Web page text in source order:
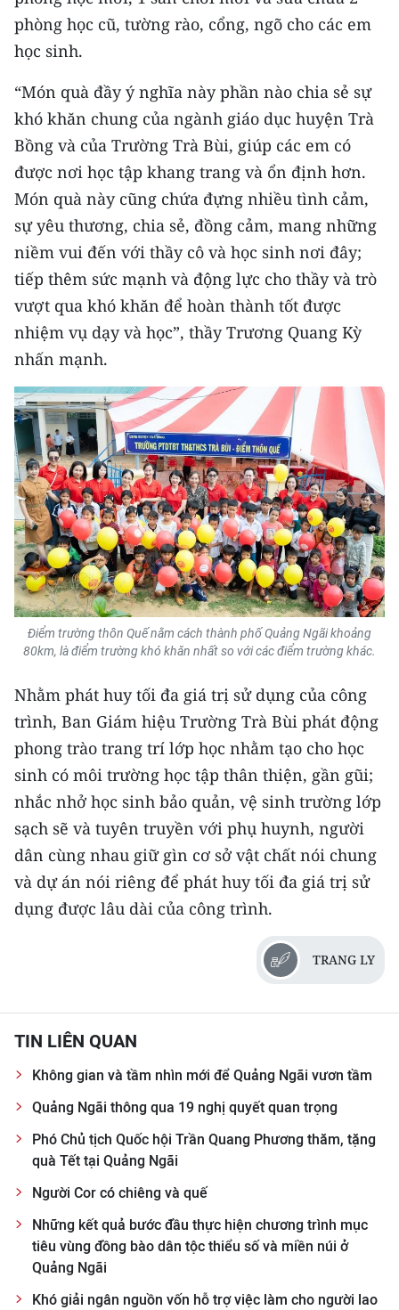
ENGLISH
中文
FRANÇAIS
РУССКИЙ
ESPAÑOL
한국어
phòng học cũ, tường rào, cổng, ngõ cho các em
học sinh.
“Món quà đầy ý nghĩa này phần nào chia sẻ sự
khó khăn chung của ngành giáo dục huyện Trà
Bồng và của Trường Trà Bùi, giúp các em có
được nơi học tập khang trang và ổn định hơn.
Món quà này cũng chứa đựng nhiều tình cảm,
sự yêu thương, chia sẻ, đồng cảm, mang những
niềm vui đến với thầy cô và học sinh nơi đây;
tiếp thêm sức mạnh và động lực cho thầy và trò
vượt qua khó khăn để hoàn thành tốt được
nhiệm vụ dạy và học”, thầy Trương Quang Kỳ
nhấn mạnh.
Điểm trường thôn Quế nằm cách thành phố Quảng Ngãi khoảng
80km, là điểm trường khó khăn nhất so với các điểm trường khác.
Nhằm phát huy tối đa giá trị sử dụng của công
trình, Ban Giám hiệu Trường Trà Bùi phát động
phong trào trang trí lớp học nhằm tạo cho học
sinh có môi trường học tập thân thiện, gần gũi;
nhắc nhở học sinh bảo quản, vệ sinh trường lớp
sạch sẽ và tuyên truyền với phụ huynh, người
dân cùng nhau giữ gìn cơ sở vật chất nói chung
và dự án nói riêng để phát huy tối đa giá trị sử
dụng được lâu dài của công trình.
TRANG LY
TIN LIÊN QUAN
Không gian và tầm nhìn mới để Quảng Ngãi vươn tầm
Quảng Ngãi thông qua 19 nghị quyết quan trọng
Phó Chủ tịch Quốc hội Trần Quang Phương thăm, tặng
quà Tết tại Quảng Ngãi
Người Cor có chiêng và quế
Những kết quả bước đầu thực hiện chương trình mục
tiêu vùng đồng bào dân tộc thiểu số và miền núi ở
Quảng Ngãi
Khó giải ngân nguồn vốn hỗ trợ việc làm cho người lao